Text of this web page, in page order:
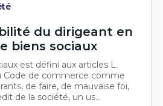
du dirigeant en
biens sociaux
est défini aux articles L.
Code de commerce comme
de faire, de mauvaise foi,
de la société, un us...